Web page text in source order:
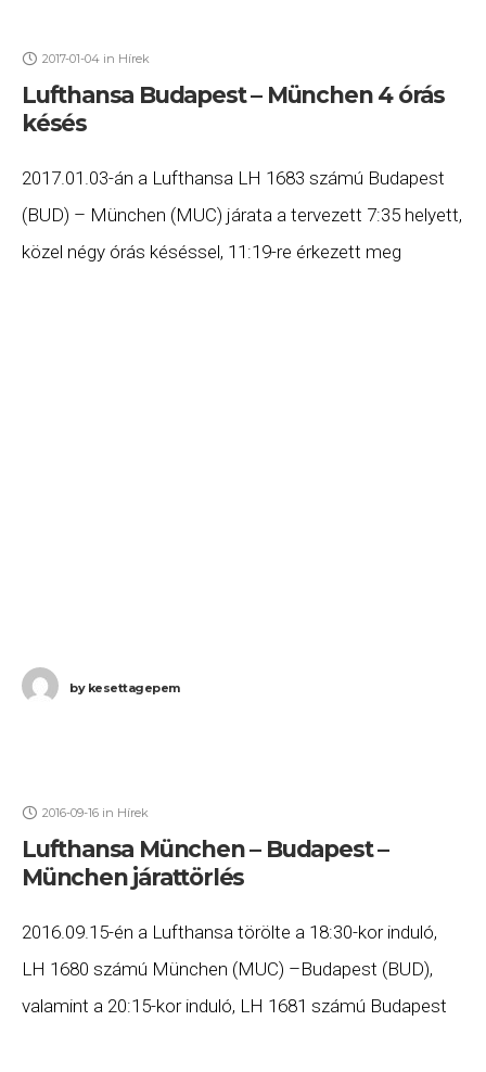
2017-01-04 in Hírek
Lufthansa Budapest – München 4 órás
késés
2017.01.03-án a Lufthansa LH 1683 számú Budapest
(BUD) – München (MUC) járata a tervezett 7:35 helyett,
közel négy órás késéssel, 11:19-re érkezett meg
bykesettagepem
2016-09-16 in Hírek
Lufthansa München – Budapest –
München járattörlés
2016.09.15-én a Lufthansa törölte a 18:30-kor induló,
LH 1680 számú München (MUC) –Budapest (BUD),
valamint a 20:15-kor induló, LH 1681 számú Budapest